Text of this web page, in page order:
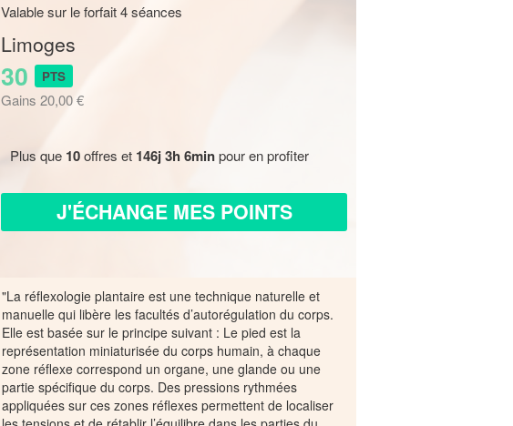
Valable sur le forfait 4 séances
Limoges
30 PTS
Gains 20,00 €
Plus que 10offres et 146j 3h 6minpour en profiter
J'ÉCHANGE MES POINTS
"La réflexologie plantaire est une technique naturelle et
manuelle qui libère les facultés d’autorégulation du corps.
Elle est basée sur le principe suivant : Le pied est la
représentation miniaturisée du corps humain, à chaque
zone réflexe correspond un organe, une glande ou une
partie spécifique du corps. Des pressions rythmées
appliquées sur ces zones réflexes permettent de localiser